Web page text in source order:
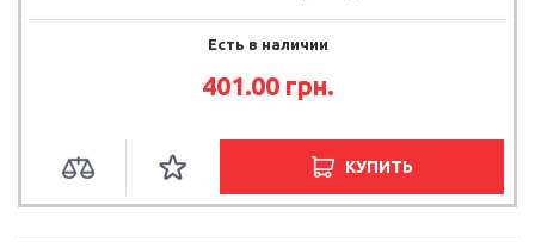
Есть в наличии
401.00 грн.
КУПИТЬ